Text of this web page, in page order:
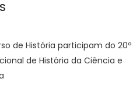
de História participam do 20º
de História da Ciência e